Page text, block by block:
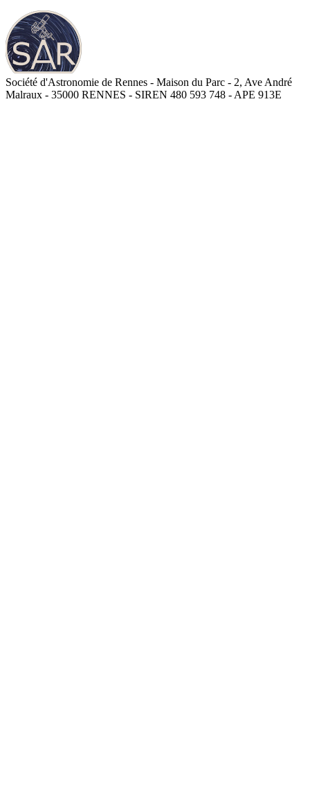
Société d'Astronomie de Rennes - Maison du Parc - 2, Ave André
Malraux - 35000 RENNES - SIREN 480 593 748 - APE 913E